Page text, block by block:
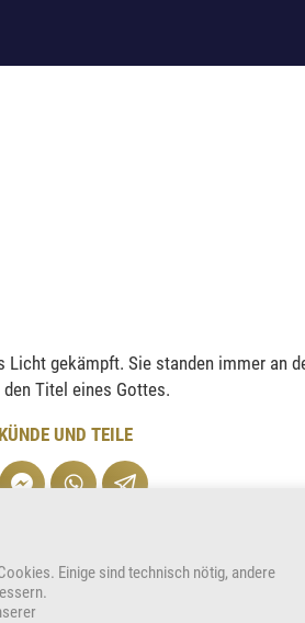
gekämpft. Sie standen immer an
Titel eines Gottes.
UND TEILE
Einige sind technisch nötig, andere